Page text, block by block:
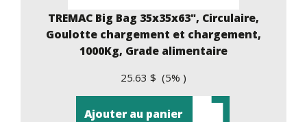
TREMAC Big Bag 35x35x63", Circulaire,
Goulotte chargement et chargement,
1000Kg, Grade alimentaire
25.63 $ (5% )
Ajouter au panier